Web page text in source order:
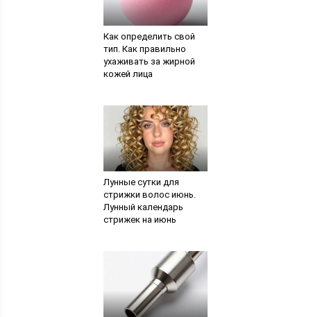
Как определить свой
тип. Как правильно
ухаживать за жирной
кожей лица
Лунные сутки для
стрижки волос июнь.
Лунный календарь
стрижек на июнь